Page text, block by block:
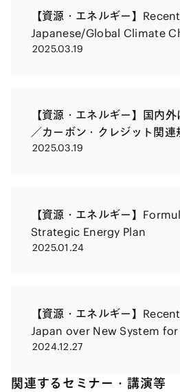
【資源・エネルギー】
Japanese/Global Climate
Credit Regulations
2025.03.19
【資源・エネルギー】国内
／カーボン・クレジット関
2025.03.19
【資源・エネルギー】
Strategic Energy Plan
2025.01.24
【資源・エネルギー】
Japan over New System
Recycling of Solar Panels
2024.12.27
関連するセミナー・講演等